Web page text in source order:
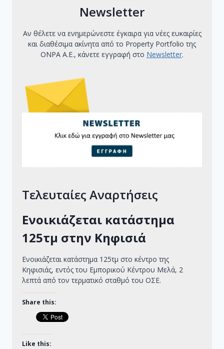
Newsletter
Αν θέλετε να ενημερώνεστε έγκαιρα για νέες ευκαιρίες
και διαθέσιμα ακίνητα από το Property Portfolio της
ΟΝΡΑ Α.Ε., κάνετε εγγραφή στο Newsletter.
Τελευταίες Αναρτήσεις
Ενοικιάζεται κατάστημα
125τμ στην Κηφισιά
Ενοικιάζεται κατάστημα 125τμ στο κέντρο της
Κηφισιάς, εντός του Εμπορικού Κέντρου Μελά, 2
λεπτά από τον τερματικό σταθμό του ΟΣΕ.
Share this:
Like this: